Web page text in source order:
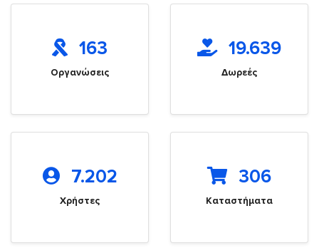
163
Οργανώσεις
19.639
Δωρεές
7.202
Χρήστες
306
Καταστήματα